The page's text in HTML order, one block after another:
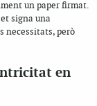
un paper firmat.
signa una
necessitats, però
en